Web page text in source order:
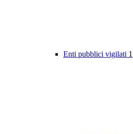
Enti pubblici vigilati 1